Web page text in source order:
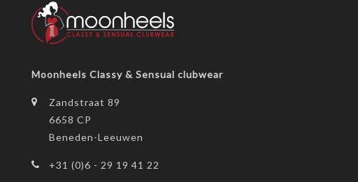
Moonheels Classy & Sensual clubwear
Zandstraat 89
6658 CP
Beneden-Leeuwen
+31 (0)6 - 29 19 41 22